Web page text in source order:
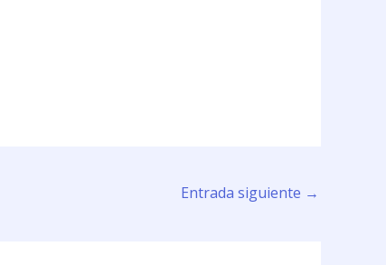
Entrada siguiente →